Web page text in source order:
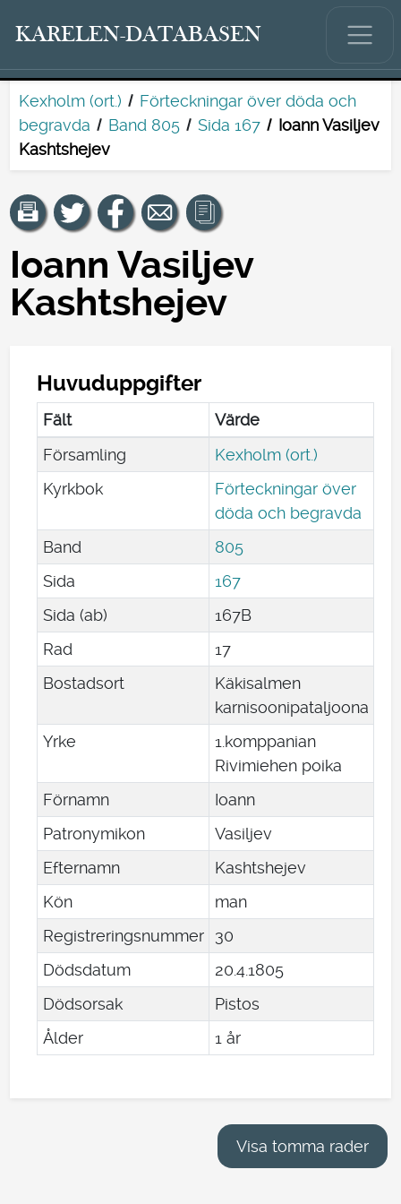
KARELEN-DATABASEN
Kexholm (ort.)
Förteckningar över döda och
begravda
Band 805 Sida 167
Ioann Vasiljev
Kashtshejev
Ioann Vasiljev
Kashtshejev
Huvuduppgifter
Fält
Värde
Församling
Kexholm (ort.)
Kyrkbok
Förteckningar över
döda och begravda
Band
805
Sida
167
Sida (ab)
167B
Rad
17
Bostadsort
Käkisalmen
karnisoonipataljoona
Yrke
1.komppanian
Rivimiehen poika
Förnamn
Ioann
Patronymikon
Vasiljev
Efternamn
Kashtshejev
Kön
man
Registreringsnummer
30
Dödsdatum
204.1805
Dödsorsak
Pistos
Ålder
1 år
Visa tomma rader